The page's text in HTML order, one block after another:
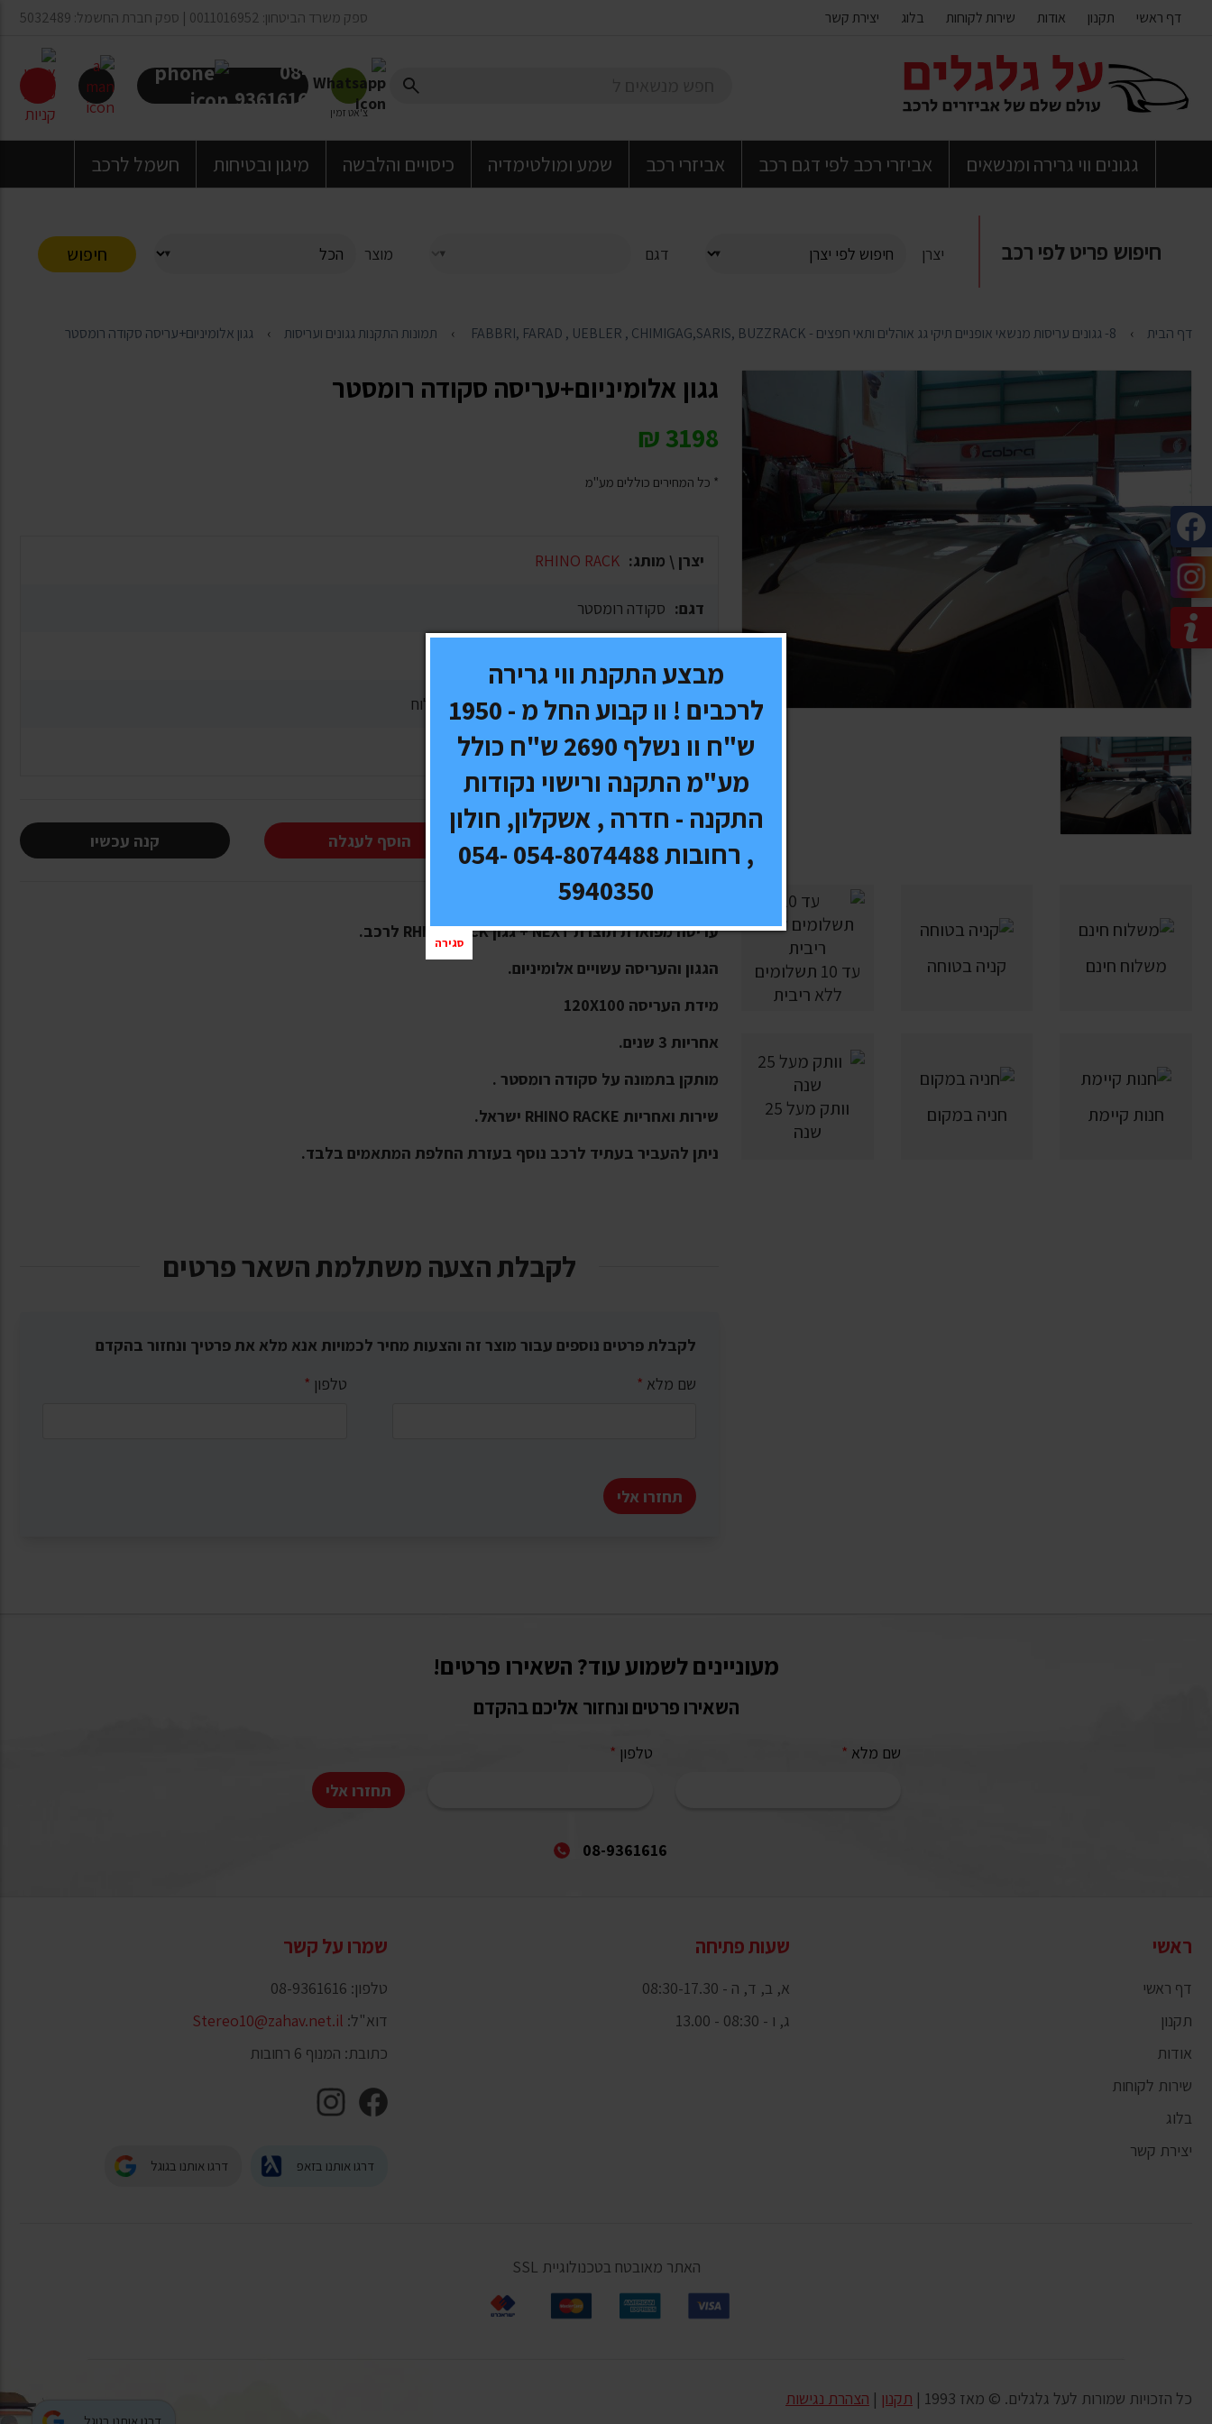
דף ראשי תקנון אודות שירות לקוחות בלוג יצירת קשר ספק משרד הביטחון: 0011016952 | ספק חברת החשמל: 5032489
צ'אט זמין
08-
9361616
גגונים ווי גרירה ומנשאים אביזרי רכב לפי דגם רכב אביזרי רכב שמע ומולטימדיה כיסויים והלבשה מיגון ובטיחות חשמל לרכב
חיפוש פריט לפי רכב יצרן דגם מוצר חיפוש
דף הבית 8- גגונים עריסות מנשאי אופניים תיקי גג אוהלים ותאי חפצים - FABBRI, FARAD , UEBLER , CHIMIGAG,SARIS, BUZZRACK תמונות התקנות גגונים ועריסות גגון אלומיניום+עריסה סקודה רומסטר
משלוח חינם קניה בטוחה
עד 10 תשלומים
ללא ריבית
חנות קיימת חניה במקום
וותק מעל 25
שנה
גגון אלומיניום+עריסה סקודה רומסטר
3198
₪
* כל המחירים כוללים מע"מ
יצרן \ מותג: RHINO RACK
דגם: סקודה רומסטר
זמן אספקה: 1-10 ימי עסקים, תלוי בסוג המשלוח
משלוח: חינם
הוסף לעגלה קנה עכשיו
עריסה מפוארת תוצרת NEXT + גגון RHINO RACK לרכב.
הגגון והעריסה עשויים אלומיניום.
מידת העריסה 120X100
אחריות 3 שנים.
מותקן בתמונה על סקודה רומסטר .
שירות ואחריות RHINO RACKE ישראל.
ניתן להעביר בעתיד לרכב נוסף בעזרת החלפת המתאמים בלבד.
לקבלת הצעה משתלמת השאר פרטים
לקבלת פרטים נוספים עבור מוצר זה והצעות מחיר לכמויות אנא מלא את פרטיך ונחזור בהקדם
שם מלא * טלפון *
תחזרו אלי
מעוניינים לשמוע עוד? השאירו פרטים!
השאירו פרטים ונחזור אליכם בהקדם
שם מלא * טלפון *
תחזרו אלי
08-9361616
ראשי
דף ראשי
תקנון
אודות
שירות לקוחות
בלוג
יצירת קשר
שעות פתיחה
א, ב, ד, ה - 08:30-17.30
ג, ו - 08:30 - 13.00
שמרו על קשר
טלפון: 08-9361616
דוא"ל: Stereo10@zahav.net.il
כתובת: המנוף 6 רחובות
דרגו אותנו בזאפ דרגו אותנו בגוגל
האתר מאובטח בטכנולוגיית SSL
כל הזכויות שמורות לעל גלגלים. © מאז 1993 | תקנון | הצהרת נגישות
מבצע התקנת ווי גרירה
לרכבים ! וו קבוע החל מ - 1950
ש"ח וו נשלף 2690 ש"ח כולל
מע"מ התקנה ורישוי נקודות
התקנה - חדרה , אשקלון, חולון
, רחובות 054-8074488 054-
5940350
סגירה